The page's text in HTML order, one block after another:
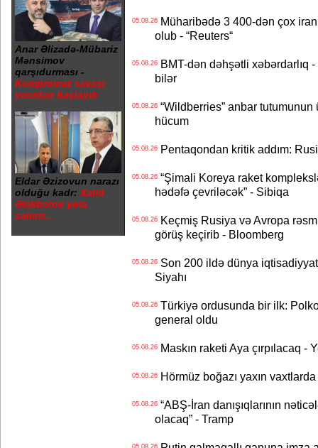
Anar Əlizadə-Mübariz
Mənsimov
qarşıdurması -
Kompromat savaşı
yenidən başlayıb
Eldar Əzizovun narazı
olduğu kadr: Xalid
Ələkbərov yola
salınır...
05.08.26Müharibədə 3 400-dən çox
olub - “Reuters“
05.08.26BMT-dən dəhşətli xəbərdarlıq
bilər
05.08.26“Wildberries” anbar tutumunun
hücum
05.08.26Pentaqondan kritik addım:
05.08.26“Şimali Koreya raket
hədəfə çevriləcək” - Sibiqa
05.08.26Keçmiş Rusiya və Avropa
görüş keçirib - Bloomberg
05.08.26Son 200 ildə dünya
Siyahı
05.08.26Türkiyə ordusunda bir ilk:
general oldu
05.08.26Maskın raketi Aya çırpılacaq -
05.08.26Hörmüz boğazı yaxın
05.08.26“ABŞ-İran danışıqlarının
olacaq” - Tramp
05.08.26